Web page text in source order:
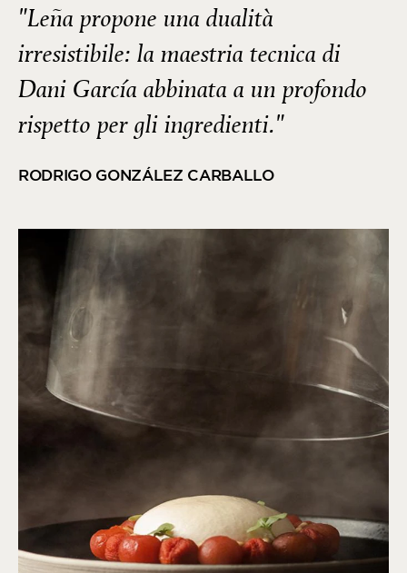
"Leña propone una dualità
irresistibile: la maestria tecnica di
Dani García abbinata a un profondo
rispetto per gli ingredienti."
RODRIGO GONZÁLEZ CARBALLO